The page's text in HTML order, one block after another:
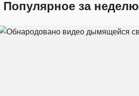
Популярное за неделю